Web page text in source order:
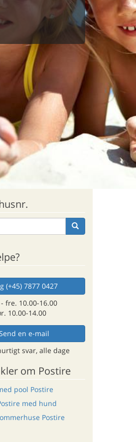
(+45) 7877 0427
fre. 10.00-16.00
10.00-14.00
Send en e-mail
svar, alle dage
om Postire
pool Postire
med hund
Postire